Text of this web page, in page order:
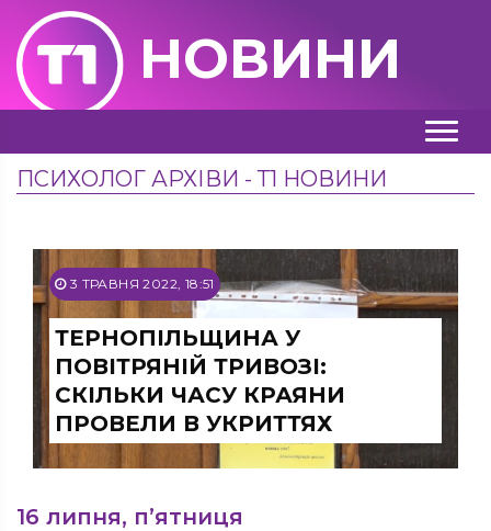
НОВИНИ
ПСИХОЛОГ АРХІВИ - Т1 НОВИНИ
3 ТРАВНЯ 2022, 18:51
ТЕРНОПІЛЬЩИНА У
ПОВІТРЯНІЙ ТРИВОЗІ:
СКІЛЬКИ ЧАСУ КРАЯНИ
ПРОВЕЛИ В УКРИТТЯХ
16 липня, п’ятниця